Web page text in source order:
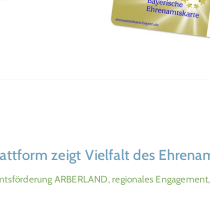
zeigt Vielfalt des
ARBERLAND, regionales Engagement,